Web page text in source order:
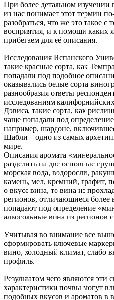
При более детальном изучении
из нас понимает этот термин
разобраться, что же это такое с
восприятия, и к помощи каких
прибегаем для её описания.
Исследования Испанского
такие красные сорта, как
попадали под подобное
оказывались белые сорта
разнообразия ответы
исследованиям
Дэвиса, такие сорта, как
чаще попадали под
например, шардоне,
Шабли – одно из самых
мире.
Описания аромата
разделить на две основные
морская вода, водоросли,
камень, мел, кремний, графит,
о вкусе вина, то вина из
регионов, отличающиеся более
попадают под определение
алкогольные вина из регионов
Учитывая во внимание все
сформировать ключевые
вино, холодный климат, слабо
профиль.
Результатом чего являются эти
характеристики почвы могут
подобных вкусов и ароматов в